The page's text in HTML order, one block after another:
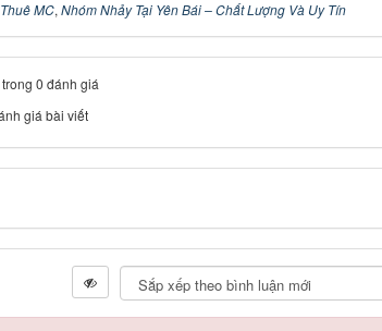
MC, Nhóm Nhảy Tại Yên Bái – Chất Lượng Và Uy Tín
0 đánh giá
giá bài viết